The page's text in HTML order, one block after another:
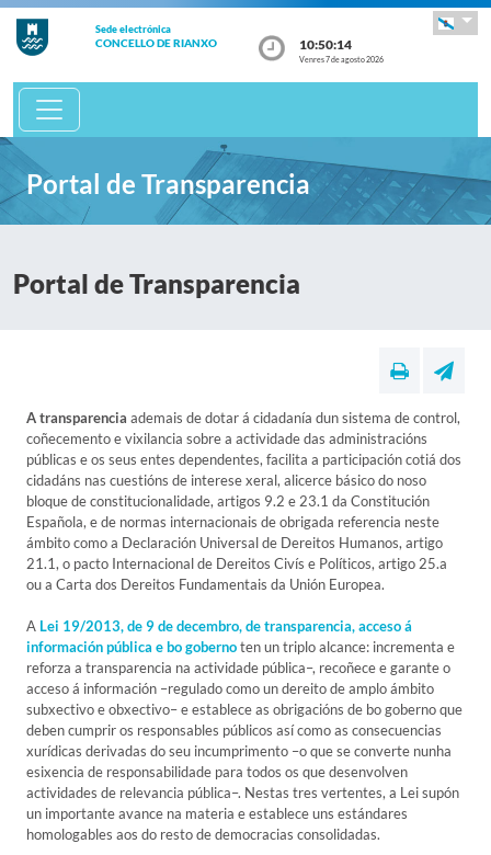
Sede electrónica
CONCELLO DE RIANXO 10:50:14
Venres 7 de agosto 2026
Portal de Transparencia
Portal de Transparencia
A transparencia ademais de dotar á cidadanía dun sistema de control,
coñecemento e vixilancia sobre a actividade das administracións
públicas e os seus entes dependentes, facilita a participación cotiá dos
cidadáns nas cuestións de interese xeral, alicerce básico do noso
bloque de constitucionalidade, artigos 9.2 e 23.1 da Constitución
Española, e de normas internacionais de obrigada referencia neste
ámbito como a Declaración Universal de Dereitos Humanos, artigo
21.1, o pacto Internacional de Dereitos Civís e Políticos, artigo 25.a
ou a Carta dos Dereitos Fundamentais da Unión Europea.
A Lei 19/2013, de 9 de decembro, de transparencia, acceso á
información pública e bo gobernoten un triplo alcance: incrementa e
reforza a transparencia na actividade pública–, recoñece e garante o
acceso á información –regulado como un dereito de amplo ámbito
subxectivo e obxectivo– e establece as obrigacións de bo goberno que
deben cumprir os responsables públicos así como as consecuencias
xurídicas derivadas do seu incumprimento –o que se converte nunha
esixencia de responsabilidade para todos os que desenvolven
actividades de relevancia pública–. Nestas tres vertentes, a Lei supón
un importante avance na materia e establece uns estándares
homologables aos do resto de democracias consolidadas.